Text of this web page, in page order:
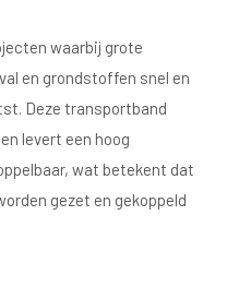
waarbij grote
en grondstoffen snel en
Deze transportband
levert een hoog
wat betekent dat
gezet en gekoppeld